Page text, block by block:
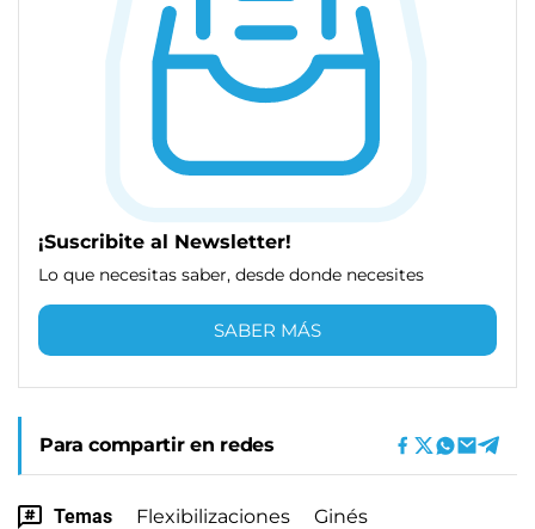
¡Suscribite al Newsletter!
Lo que necesitas saber, desde donde necesites
SABER MÁS
Para compartir en redes
Temas Flexibilizaciones Ginés